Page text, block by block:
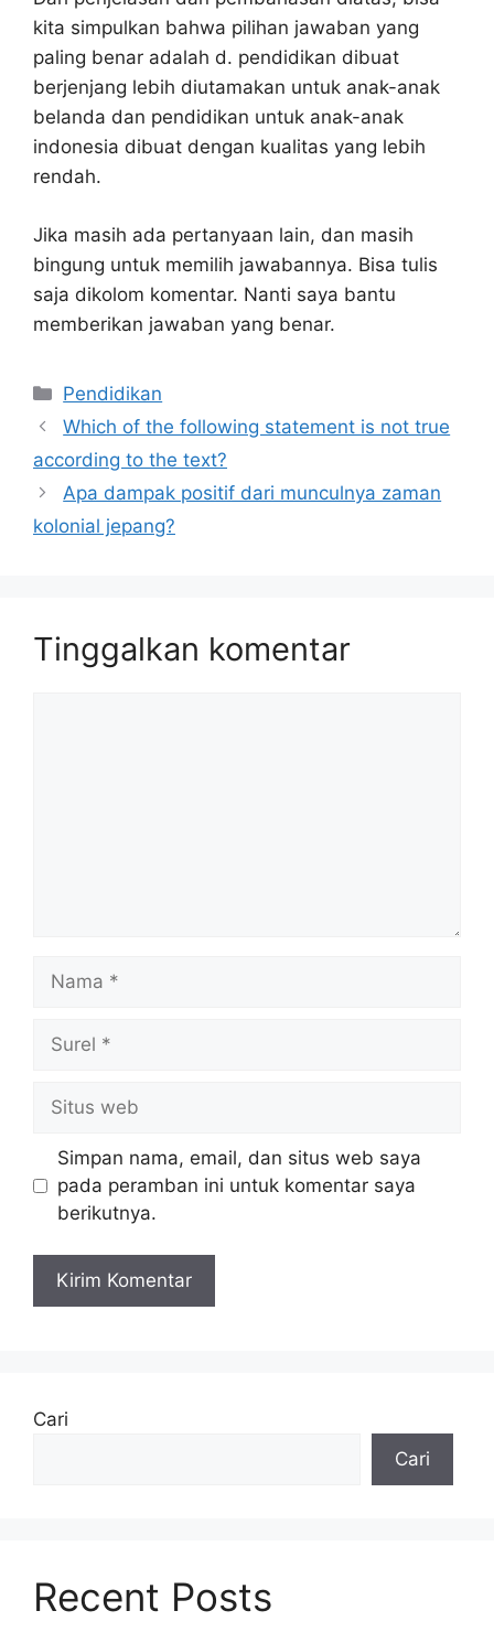
kita simpulkan bahwa pilihan jawaban yang
paling benar adalah d. pendidikan dibuat
berjenjang lebih diutamakan untuk anak-anak
belanda dan pendidikan untuk anak-anak
indonesia dibuat dengan kualitas yang lebih
rendah.
Jika masih ada pertanyaan lain, dan masih
bingung untuk memilih jawabannya. Bisa tulis
saja dikolom komentar. Nanti saya bantu
memberikan jawaban yang benar.
Kategori
Pendidikan
Which of the following statement is not true
according to the text?
Apa dampak positif dari munculnya zaman
kolonial jepang?
Tinggalkan komentar
web
Simpan nama, email, dan situs web saya
pada peramban ini untuk komentar saya
berikutnya.
Cari
Cari
Recent Posts